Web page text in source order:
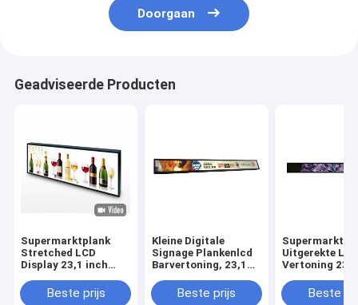
Doorgaan
Geadviseerde Producten
Supermarktplank
Stretched LCD
Display 23,1 inch
LTG EN POE
Beste prijs
Kleine Digitale
Signage Plankenlcd
Barvertoning, 23,1
Uitgerekte
Vertoningen
Beste prijs
Uitgerekte
Vertoning 23,1
1920*158
Beste